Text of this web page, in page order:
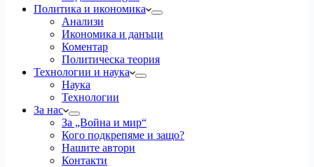
Политика и икономика
Анализи
Икономика и данъци
Коментар
Политическа теория
Технологии и наука
Наука
Технологии
За нас
За „Война и мир“
Кого подкрепяме и защо?
Нашите автори
Контакти